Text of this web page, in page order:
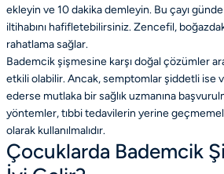
ekleyin ve 10 dakika demleyin. Bu çayı
iltihabını hafifletebilirsiniz. Zencefil,
rahatlama sağlar.
Bademcik şişmesine karşı doğal çözümler
etkili olabilir. Ancak, semptomlar şiddetli ise
ederse mutlaka bir sağlık uzmanına
yöntemler, tıbbi tedavilerin yerine
olarak kullanılmalıdır.
Çocuklarda Bademcik